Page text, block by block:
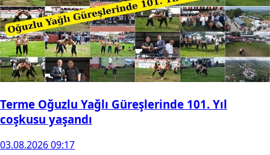
Terme Oğuzlu Yağlı Güreşlerinde 101. Yıl
coşkusu yaşandı
03.08.2026 09:17